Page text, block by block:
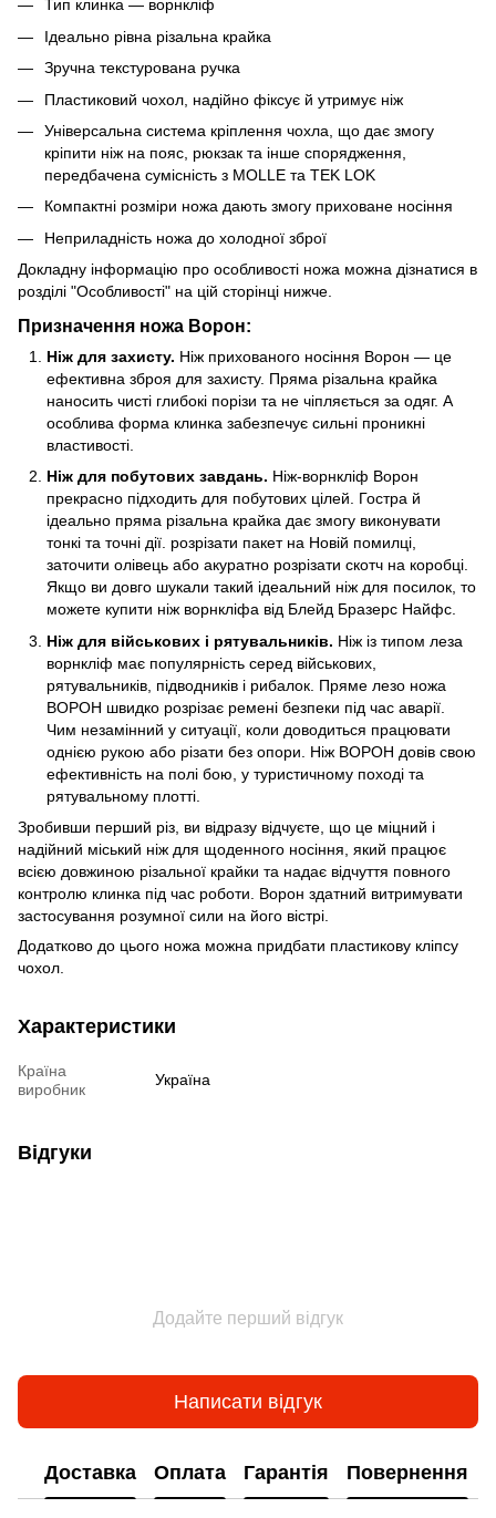
Тип клинка — ворнкліф
Ідеально рівна різальна крайка
Зручна текстурована ручка
Пластиковий чохол, надійно фіксує й утримує ніж
Універсальна система кріплення чохла, що дає змогу
кріпити ніж на пояс, рюкзак та інше спорядження,
передбачена сумісність з MOLLE та TEK LOK
Компактні розміри ножа дають змогу приховане носіння
Неприладність ножа до холодної зброї
Докладну інформацію про особливості ножа можна дізнатися в
розділі "Особливості" на цій сторінці нижче.
Призначення ножа Ворон:
Ніж для захисту. Ніж прихованого носіння Ворон — це
ефективна зброя для захисту. Пряма різальна крайка
наносить чисті глибокі порізи та не чіпляється за одяг. А
особлива форма клинка забезпечує сильні проникні
властивості.
Ніж для побутових завдань. Ніж-ворнкліф Ворон
прекрасно підходить для побутових цілей. Гостра й
ідеально пряма різальна крайка дає змогу виконувати
тонкі та точні дії. розрізати пакет на Новій помилці,
заточити олівець або акуратно розрізати скотч на коробці.
Якщо ви довго шукали такий ідеальний ніж для посилок, то
можете купити ніж ворнкліфа від Блейд Бразерс Найфс.
Ніж для військових і рятувальників. Ніж із типом леза
ворнкліф має популярність серед військових,
рятувальників, підводників і рибалок. Пряме лезо ножа
ВОРОН швидко розрізає ремені безпеки під час аварії.
Чим незамінний у ситуації, коли доводиться працювати
однією рукою або різати без опори. Ніж ВОРОН довів свою
ефективність на полі бою, у туристичному поході та
рятувальному плотті.
Зробивши перший різ, ви відразу відчуєте, що це міцний і
надійний міський ніж для щоденного носіння, який працює
всією довжиною різальної крайки та надає відчуття повного
контролю клинка під час роботи. Ворон здатний витримувати
застосування розумної сили на його вістрі.
Додатково до цього ножа можна придбати пластикову кліпсу
чохол.
Характеристики
Країна
виробник
Україна
Відгуки
Додайте перший відгук
Написати відгук
Доставка Оплата Гарантія Повернення